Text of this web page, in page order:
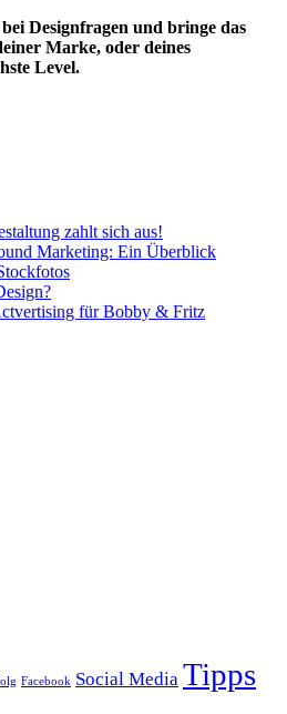
Designfragen und bringe das
Marke, oder deines
Level.
zahlt sich aus!
Marketing: Ein Überblick
für Bobby & Fritz
Facebook Social Media Tipps